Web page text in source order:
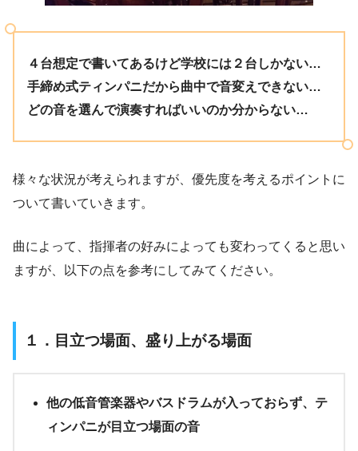
４台想定で書いてあるけど学校には２台しかない…
手締め式ティンパニだから曲中で音変えできない…
どの音を選んで演奏すればいいのか分からない…
様々な状況が考えられますが、優先度を考えるポイントに
ついて書いていきます。
曲によって、指揮者の好みによっても変わってくると思い
ますが、以下の点を参考にしてみてください。
１．目立つ場面、盛り上がる場面
他の低音管楽器やバスドラムが入っておらず、テ
ィンパニが目立つ場面の音